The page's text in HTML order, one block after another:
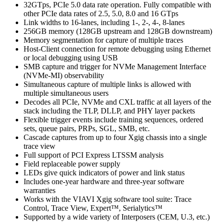
32GTps, PCIe 5.0 data rate operation. Fully compatible with
other PCIe data rates of 2.5, 5.0, 8.0 and 16 GTps
Link widths to 16-lanes, including 1-, 2-, 4-, 8-lanes
256GB memory (128GB upstream and 128GB downstream)
Memory segmentation for capture of multiple traces
Host-Client connection for remote debugging using Ethernet
or local debugging using USB
SMB capture and trigger for NVMe Management Interface
(NVMe-MI) observability
Simultaneous capture of multiple links is allowed with
multiple simultaneous users
Decodes all PCIe, NVMe and CXL traffic at all layers of the
stack including the TLP, DLLP, and PHY layer packets
Flexible trigger events include training sequences, ordered
sets, queue pairs, PRPs, SGL, SMB, etc.
Cascade captures from up to four Xgig chassis into a single
trace view
Full support of PCI Express LTSSM analysis
Field replaceable power supply
LEDs give quick indicators of power and link status
Includes one-year hardware and three-year software
warranties
Works with the VIAVI Xgig software tool suite: Trace
Control, Trace View, Expert™, Serialytics™
Supported by a wide variety of Interposers (CEM, U.3, etc.)